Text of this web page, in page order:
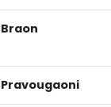
Braon
Pravougaoni